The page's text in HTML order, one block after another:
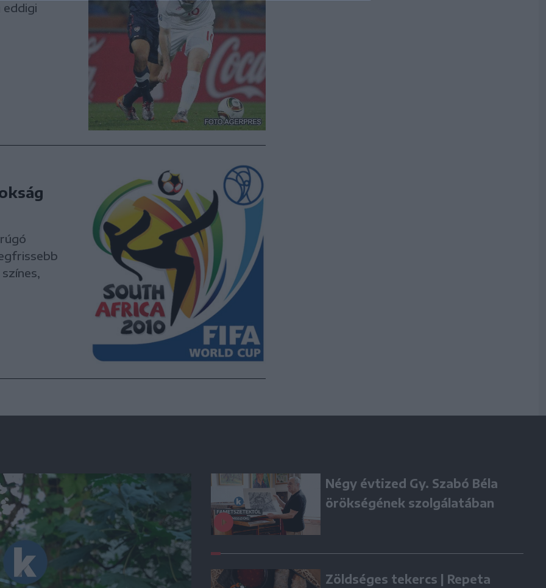
Négy évtized Gy. Szabó Béla
örökségének szolgálatában
Zöldséges tekercs | Repeta